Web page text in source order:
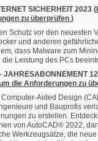
SICHERHEIT 2023 (
zu überprüfen )
Schutz vor den neuesten
und anderen
dass Malware zum
Leistung des PCs
JAHRESABONNEMENT
die Anforderungen zu
Aided Design
und Bauprofis
zu erstellen.
von AutoCAD® 2022,
Werkzeugsätze, die neue